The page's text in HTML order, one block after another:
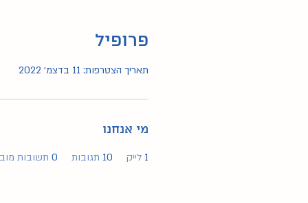
פרופיל
תאריך הצטרפות: 11 בדצמ׳ 2022
מי אנחנו
1 לייק 10 תגובות 0 תשובות